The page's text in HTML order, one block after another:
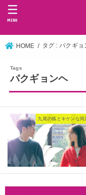
MENU
HOME タグ : パクギョ
パクギョンヘ
九尾の狐とキケンな同